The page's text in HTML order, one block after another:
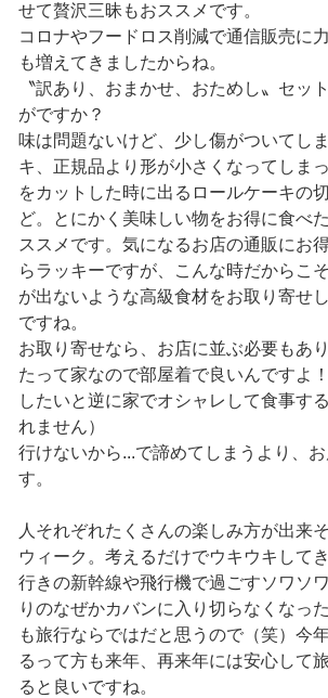
せて贅沢三昧もおススメです。
コロナやフードロス削減で通信販売に
も増えてきましたからね。
〝訳あり、おまかせ、おためし〟セッ
がですか？
味は問題ないけど、少し傷がついてし
キ、正規品より形が小さくなってしま
をカットした時に出るロールケーキの
ど。とにかく美味しい物をお得に食べ
ススメです。気になるお店の通販にお
らラッキーですが、こんな時だからこ
が出ないような高級食材をお取り寄せ
ですね。
お取り寄せなら、お店に並ぶ必要もあ
たって家なので部屋着で良いんですよ
したいと逆に家でオシャレして食事す
れません）
行けないから...で諦めてしまうより、
す。
人それぞれたくさんの楽しみ方が出来
ウィーク。考えるだけでウキウキしてき
行きの新幹線や飛行機で過ごすソワソ
りのなぜかカバンに入り切らなくなっ
も旅行ならではだと思うので（笑）今
るって方も来年、再来年には安心して
ると良いですね。